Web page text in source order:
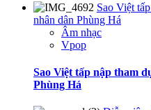
Sao Việt
nhân dân Phùng Há
Âm nhạc
Vpop
Sao Việt tấp nập tham
Phùng Há